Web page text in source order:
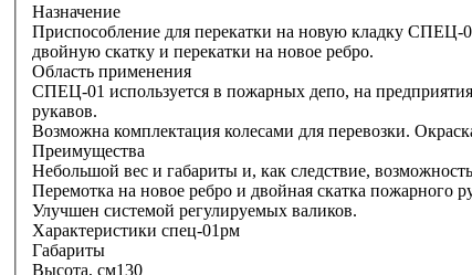
Назначение
Приспособление для перекатки на новую кладку
двойную скатку и перекатки на новое ребро.
Область применения
СПЕЦ-01 используется в пожарных депо, на
рукавов.
Возможна комплектация колесами для перевозки.
Преимущества
Небольшой вес и габариты и, как следствие,
Перемотка на новое ребро и двойная скатка пожарного
Улучшен системой регулируемых валиков.
Характеристики спец-01рм
Габариты
Высота, см130